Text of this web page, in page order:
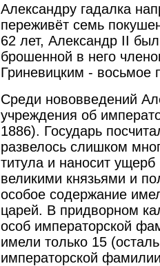
Александру гадалка
переживёт семь
62 лет, Александр II
брошенной в него
Гриневицким - восьмое
Среди нововведений
учреждения об
1886). Государь
развелось слишком
титула и наносит ущерб
великими князьями и
особое содержание
царей. В придворном
особ императорской
имели только 15
императорской